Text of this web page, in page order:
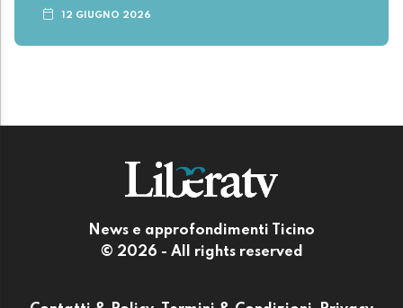
12 GIUGNO 2026
News e approfondimenti Ticino
© 2026 - All rights reserved